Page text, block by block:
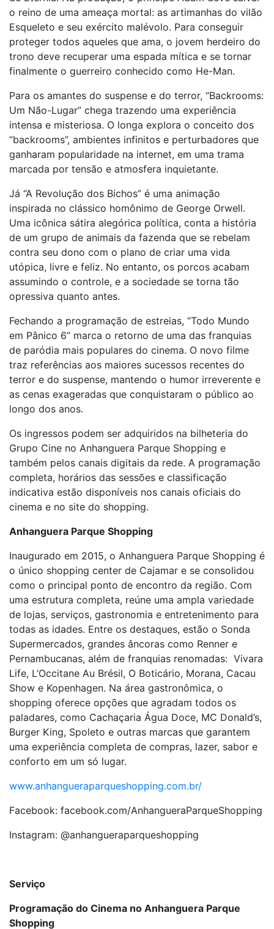
o reino de uma ameaça mortal: as artimanhas do vilão
Esqueleto e seu exército malévolo. Para conseguir
proteger todos aqueles que ama, o jovem herdeiro do
trono deve recuperar uma espada mítica e se tornar
finalmente o guerreiro conhecido como He-Man.
Para os amantes do suspense e do terror, “Backrooms:
Um Não-Lugar” chega trazendo uma experiência
intensa e misteriosa. O longa explora o conceito dos
“backrooms”, ambientes infinitos e perturbadores que
ganharam popularidade na internet, em uma trama
marcada por tensão e atmosfera inquietante.
Já “A Revolução dos Bichos” é uma animação
inspirada no clássico homônimo de George Orwell.
Uma icônica sátira alegórica política, conta a história
de um grupo de animais da fazenda que se rebelam
contra seu dono com o plano de criar uma vida
utópica, livre e feliz. No entanto, os porcos acabam
assumindo o controle, e a sociedade se torna tão
opressiva quanto antes.
Fechando a programação de estreias, “Todo Mundo
em Pânico 6” marca o retorno de uma das franquias
de paródia mais populares do cinema. O novo filme
traz referências aos maiores sucessos recentes do
terror e do suspense, mantendo o humor irreverente e
as cenas exageradas que conquistaram o público ao
longo dos anos.
Os ingressos podem ser adquiridos na bilheteria do
Grupo Cine no Anhanguera Parque Shopping e
também pelos canais digitais da rede. A programação
completa, horários das sessões e classificação
indicativa estão disponíveis nos canais oficiais do
cinema e no site do shopping.
Anhanguera Parque Shopping
Inaugurado em 2015, o Anhanguera Parque Shopping é
o único shopping center de Cajamar e se consolidou
como o principal ponto de encontro da região. Com
uma estrutura completa, reúne uma ampla variedade
de lojas, serviços, gastronomia e entretenimento para
todas as idades. Entre os destaques, estão o Sonda
Supermercados, grandes âncoras como Renner e
Pernambucanas, além de franquias renomadas: Vivara
Life, L’Occitane Au Brésil, O Boticário, Morana, Cacau
Show e Kopenhagen. Na área gastronômica, o
shopping oferece opções que agradam todos os
paladares, como Cachaçaria Água Doce, MC Donald’s,
Burger King, Spoleto e outras marcas que garantem
uma experiência completa de compras, lazer, sabor e
conforto em um só lugar.
www.anhangueraparqueshopping.com.br/
Facebook: facebook.com/AnhangueraParqueShopping
Instagram: @anhangueraparqueshopping
Serviço
Programação do Cinema no Anhanguera Parque
Shopping